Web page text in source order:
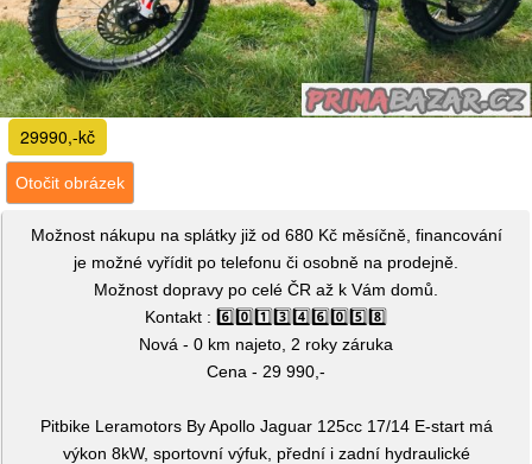
29990,-kč
Otočit obrázek
Možnost nákupu na splátky již od 680 Kč měsíčně, financování
je možné vyřídit po telefonu či osobně na prodejně.
Možnost dopravy po celé ČR až k Vám domů.
Kontakt : 6️⃣0️⃣1️⃣3️⃣4️⃣6️⃣0️⃣5️⃣8️⃣
Nová - 0 km najeto, 2 roky záruka
Cena - 29 990,-
Pitbike Leramotors By Apollo Jaguar 125cc 17/14 E-start má
výkon 8kW, sportovní výfuk, přední i zadní hydraulické